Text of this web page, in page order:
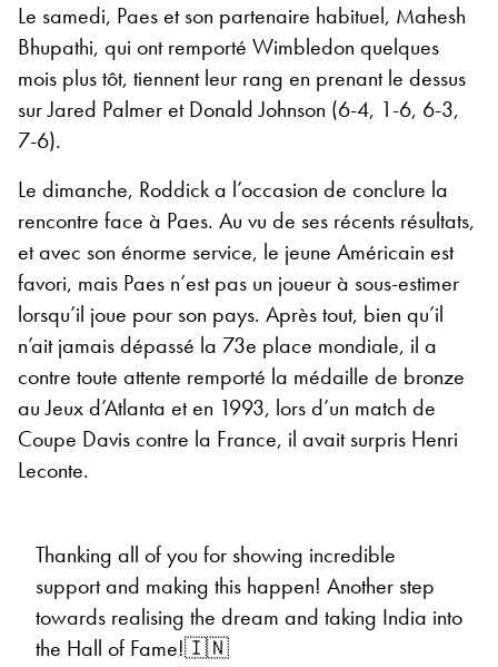
Le samedi, Paes et son partenaire habituel, Mahesh
Bhupathi, qui ont remporté Wimbledon quelques
mois plus tôt, tiennent leur rang en prenant le dessus
sur Jared Palmer et Donald Johnson (6-4, 1-6, 6-3,
7-6).
Le dimanche, Roddick a l’occasion de conclure la
rencontre face à Paes. Au vu de ses récents résultats,
et avec son énorme service, le jeune Américain est
favori, mais Paes n’est pas un joueur à sous-estimer
lorsqu’il joue pour son pays. Après tout, bien qu’il
n’ait jamais dépassé la 73e place mondiale, il a
contre toute attente remporté la médaille de bronze
au Jeux d’Atlanta et en 1993, lors d’un match de
Coupe Davis contre la France, il avait surpris Henri
Leconte.
Thanking all of you for showing incredible
support and making this happen! Another step
towards realising the dream and taking India into
the Hall of Fame!🇮🇳